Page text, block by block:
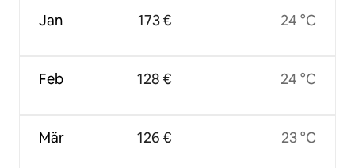
Jan
Feb
Mär
173 €
128 €
126 €
24 °C
24 °C
23 °C